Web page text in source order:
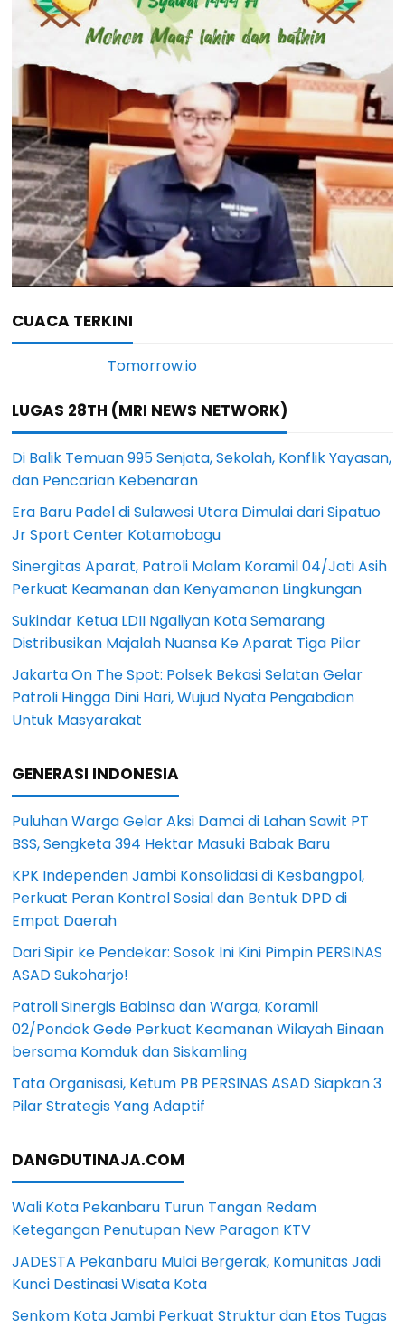
CUACA TERKINI
LUGAS 28TH (MRI NEWS NETWORK)
Di Balik Temuan 995 Senjata, Sekolah, Konflik Yayasan,
dan Pencarian Kebenaran
Era Baru Padel di Sulawesi Utara Dimulai dari Sipatuo
Jr Sport Center Kotamobagu
Sinergitas Aparat, Patroli Malam Koramil 04/Jati Asih
Perkuat Keamanan dan Kenyamanan Lingkungan
Sukindar Ketua LDII Ngaliyan Kota Semarang
Distribusikan Majalah Nuansa Ke Aparat Tiga Pilar
Jakarta On The Spot: Polsek Bekasi Selatan Gelar
Patroli Hingga Dini Hari, Wujud Nyata Pengabdian
Untuk Masyarakat
GENERASI INDONESIA
Puluhan Warga Gelar Aksi Damai di Lahan Sawit PT
BSS, Sengketa 394 Hektar Masuki Babak Baru
KPK Independen Jambi Konsolidasi di Kesbangpol,
Perkuat Peran Kontrol Sosial dan Bentuk DPD di
Empat Daerah
Dari Sipir ke Pendekar: Sosok Ini Kini Pimpin PERSINAS
ASAD Sukoharjo!
Patroli Sinergis Babinsa dan Warga, Koramil
02/Pondok Gede Perkuat Keamanan Wilayah Binaan
bersama Komduk dan Siskamling
Tata Organisasi, Ketum PB PERSINAS ASAD Siapkan 3
Pilar Strategis Yang Adaptif
DANGDUTINAJA.COM
Wali Kota Pekanbaru Turun Tangan Redam
Ketegangan Penutupan New Paragon KTV
JADESTA Pekanbaru Mulai Bergerak, Komunitas Jadi
Kunci Destinasi Wisata Kota
Senkom Kota Jambi Perkuat Struktur dan Etos Tugas